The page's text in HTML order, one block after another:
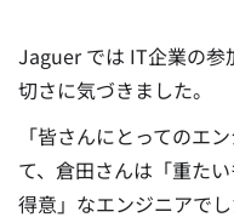
Jaguer では IT企業の参
切さに気づきました。
「皆さんにとってのエ
て、倉田さんは「重た
得意」なエンジニアでし